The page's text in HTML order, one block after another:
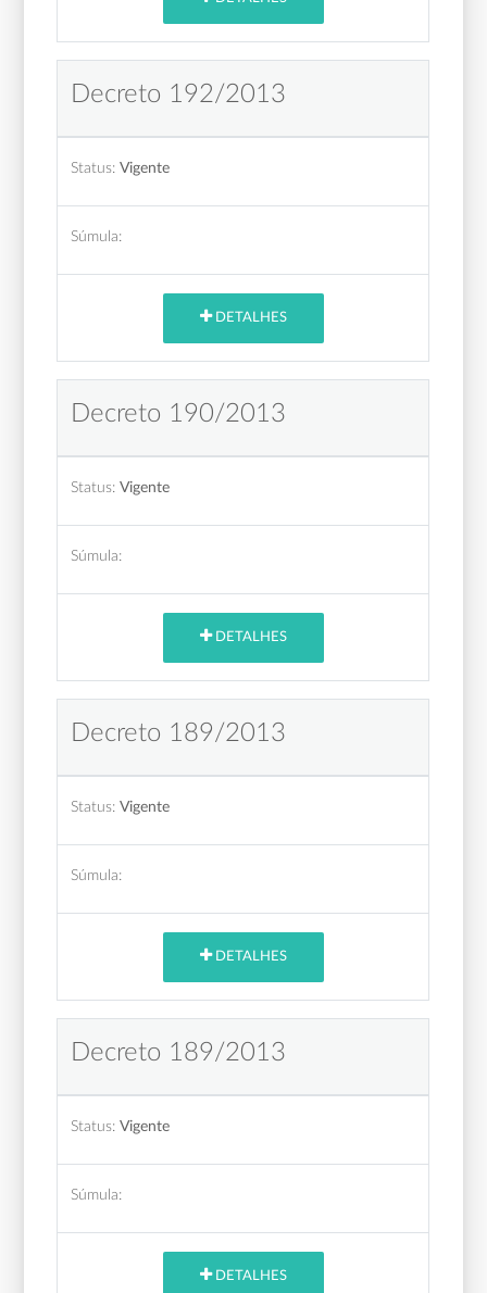
Decreto 192/2013
Status: Vigente
Súmula:
DETALHES
Decreto 190/2013
Status: Vigente
Súmula:
DETALHES
Decreto 189/2013
Status: Vigente
Súmula:
DETALHES
Decreto 189/2013
Status: Vigente
Súmula:
DETALHES